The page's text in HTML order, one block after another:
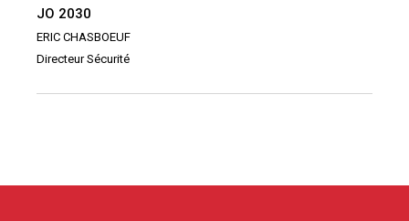
JO 2030
ERIC CHASBOEUF
Directeur Sécurité